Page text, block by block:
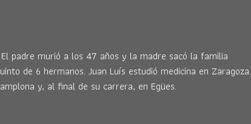
padre murió a los 47 años y la madre sacó la familia
de 6 hermanos. Juan Luís estudió medicina en Zaragoza.
y, al final de su carrera, en Egües.